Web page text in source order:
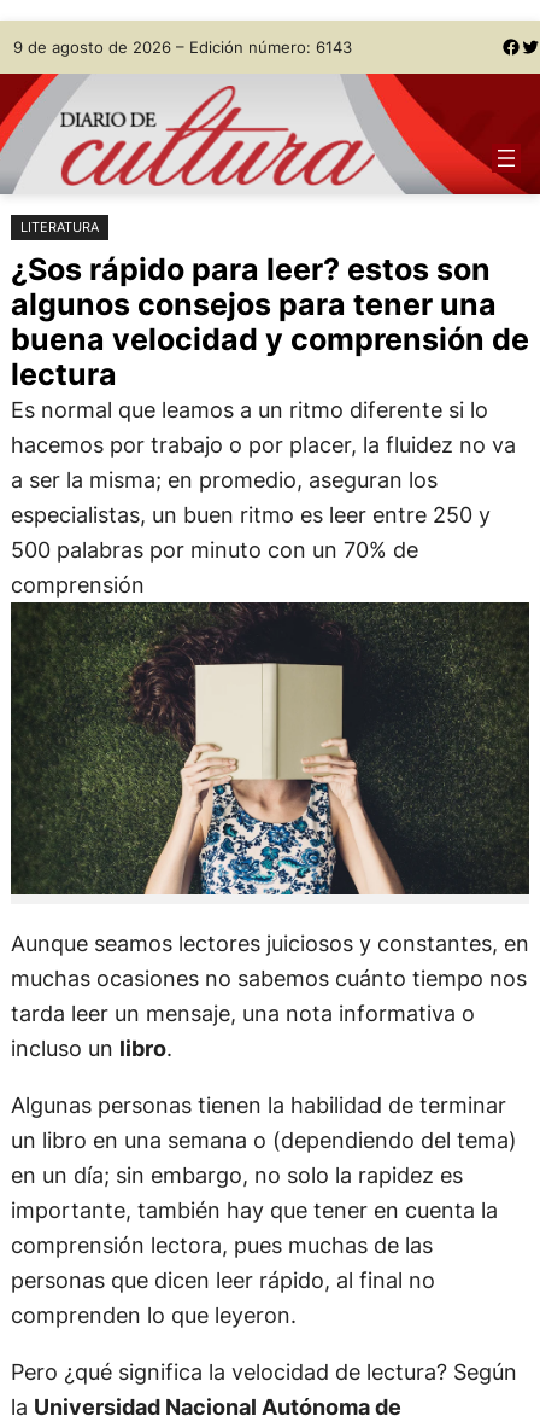
Saltar
al
contenido
Skip
to
content
9 de agosto de 2026 – Edición número: 6143 Facebook Twitter
LITERATURA
¿Sos rápido para leer? estos son
algunos consejos para tener una
buena velocidad y comprensión de
lectura
Es normal que leamos a un ritmo diferente si lo
hacemos por trabajo o por placer, la fluidez no va
a ser la misma; en promedio, aseguran los
especialistas, un buen ritmo es leer entre 250 y
500 palabras por minuto con un 70% de
comprensión
Aunque seamos lectores juiciosos y constantes, en
muchas ocasiones no sabemos cuánto tiempo nos
tarda leer un mensaje, una nota informativa o
incluso un libro.
Algunas personas tienen la habilidad de terminar
un libro en una semana o (dependiendo del tema)
en un día; sin embargo, no solo la rapidez es
importante, también hay que tener en cuenta la
comprensión lectora, pues muchas de las
personas que dicen leer rápido, al final no
comprenden lo que leyeron.
Pero ¿qué significa la velocidad de lectura? Según
la Universidad Nacional Autónoma de